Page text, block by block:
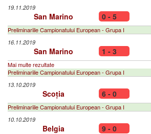
19.11.2019
San Marino 0 - 5
Preliminariile Campionatului European - Grupa I
16.11.2019
San Marino 1 - 3
Mai multe rezultate
Preliminariile Campionatului European - Grupa I
13.10.2019
Scoția 6 - 0
Preliminariile Campionatului European - Grupa I
10.10.2019
Belgia 9 - 0